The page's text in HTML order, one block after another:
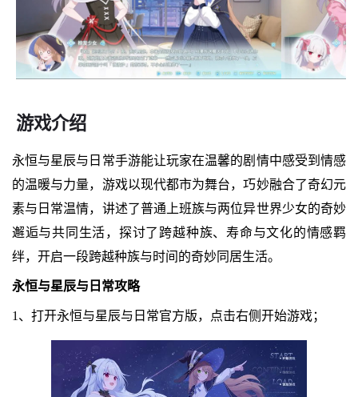
游戏介绍
永恒与星辰与日常手游能让玩家在温馨的剧情中感受到情感
的温暖与力量，游戏以现代都市为舞台，巧妙融合了奇幻元
素与日常温情，讲述了普通上班族与两位异世界少女的奇妙
邂逅与共同生活，探讨了跨越种族、寿命与文化的情感羁
绊，开启一段跨越种族与时间的奇妙同居生活。
永恒与星辰与日常攻略
1、打开永恒与星辰与日常官方版，点击右侧开始游戏；